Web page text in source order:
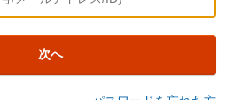
次へ